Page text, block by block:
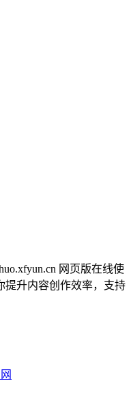
网页版在线使
提升内容创作效率，支持